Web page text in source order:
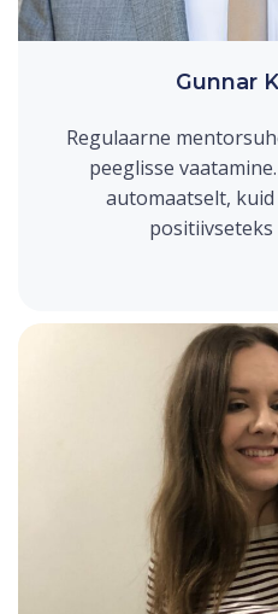
Gunnar
Regulaarne
peeglisse
automaatselt,